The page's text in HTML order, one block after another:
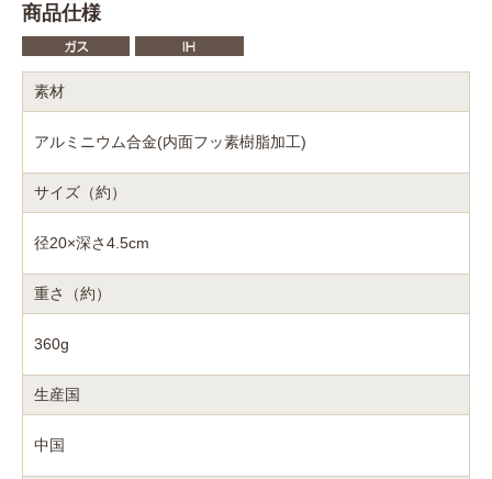
商品仕様
素材
アルミニウム合金(内面フッ素樹脂加工)
サイズ（約）
径20×深さ4.5cm
重さ（約）
360g
生産国
中国